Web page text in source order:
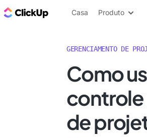
ClickUp Blogue
Casa Produto
GERENCIAMENTO DE
Como
de